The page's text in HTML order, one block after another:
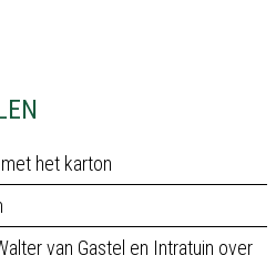
het karton
van Gastel en Intratuin over